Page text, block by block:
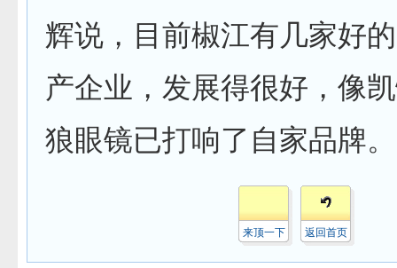
辉说，目前椒江有几家好
产企业，发展得很好，像
狼眼镜已打响了自家品牌。
来顶一下 返回首页